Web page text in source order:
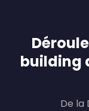
building
De la